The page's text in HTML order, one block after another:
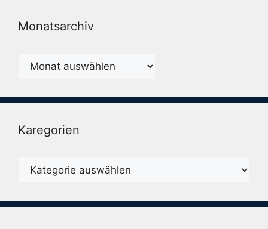
Monatsarchiv
Monatsarchiv
Karegorien
Karegorien